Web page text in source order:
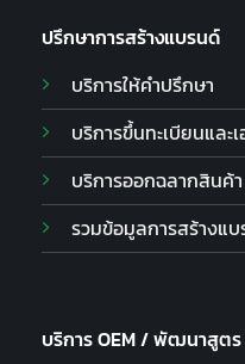
ปรึกษาการสร้างแบรนด์
บริการให้คำปรึกษา
บริการขึ้นทะเบียนและ
บริการออกฉลากสินค้า
รวมข้อมูลการสร้างแ
บริการ OEM / พัฒนาสูตร